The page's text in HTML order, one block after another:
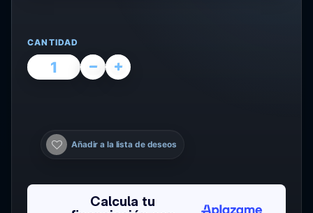
CANTIDAD
Añadir a la lista de deseos